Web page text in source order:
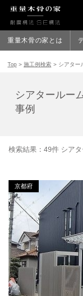
重量木骨の家とは
Top > 施工例検索 > シアター
シアタールー
事例
検索結果：49件 シアタ
京都府